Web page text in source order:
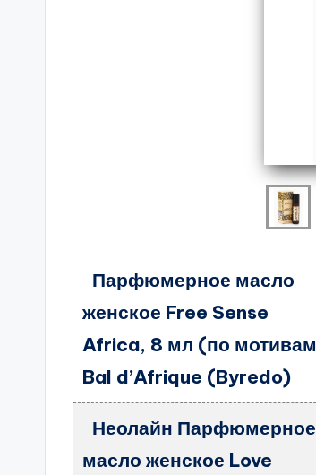
Парфюмерное масло
женское Free Sense
Africa, 8 мл (по мотивам
Bal d’Afrique (Byredo)
Неолайн Парфюмерное
масло женское Love